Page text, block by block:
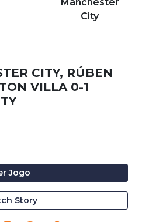
City
CITY, RÚBEN
VILLA 0-1
Jogo
Story